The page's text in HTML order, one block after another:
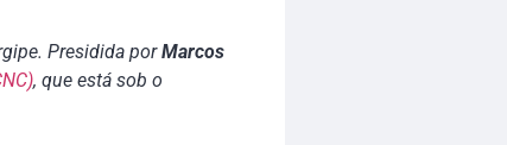
Presidida porMarcos
, que está sob o